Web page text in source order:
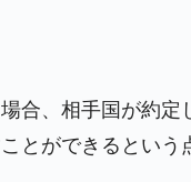
。営業利益80.2％も減少
にぶん殴る法案」提
合、相手国が約定
とができるという